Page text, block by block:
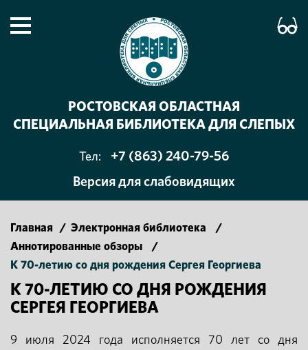
РОСТОВСКАЯ ОБЛАСТНАЯ
СПЕЦИАЛЬНАЯ БИБЛИОТЕКА ДЛЯ СЛЕПЫХ
Тел:
+7 (863) 240-79-56
Версия для слабовидящих
Главная / Электронная библиотека
/
Аннотированные обзоры
/
К 70-летию со дня рождения Сергея Георгиева
К 70-ЛЕТИЮ СО ДНЯ РОЖДЕНИЯ
СЕРГЕЯ ГЕОРГИЕВА
9 июля 2024 года исполняется 70 лет со дня